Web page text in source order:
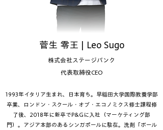
菅生 零王 | Leo Sugo
株式会社ステージバンク
​代表取締役CEO
1993年イタリア生まれ、日本育ち。早稲田大学国際教養学部
卒業、ロンドン・スクール・オブ・エコノミクス修士課程修
了後、2018年に新卒でP&Gに入社（マーケティング部
門）。アジア本部のあるシンガポールに駐在。洗剤「ボール